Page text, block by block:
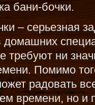
бани-бочки.
– серьезная
требуют ни
Помимо
радовать
времени, но и